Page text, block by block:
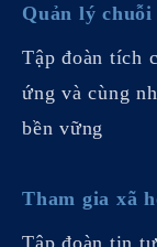
Quản lý
Tập đoàn tích
ứng và cùng
bền vững
Tham gia xã
Tập đoàn tin